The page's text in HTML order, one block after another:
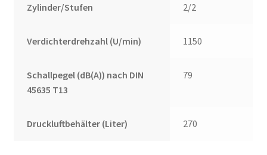
Zylinder/Stufen 2/2
Verdichterdrehzahl (U/min) 1150
Schallpegel (dB(A)) nach DIN
45635 T13
79
Druckluftbehälter (Liter) 270